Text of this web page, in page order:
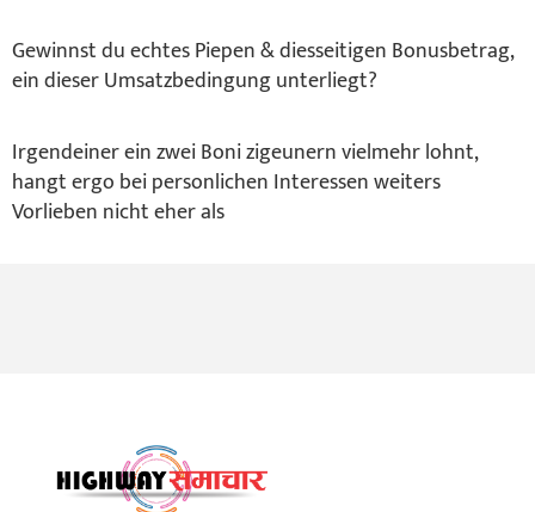
Gewinnst du echtes Piepen & diesseitigen Bonusbetrag,
ein dieser Umsatzbedingung unterliegt?
Irgendeiner ein zwei Boni zigeunern vielmehr lohnt,
hangt ergo bei personlichen Interessen weiters
Vorlieben nicht eher als